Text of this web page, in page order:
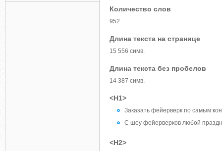
Количество слов
952
Длина текста на странице
15 556 симв.
Длина текста без пробелов
14 387 симв.
<H1>
Заказать фейерверк по самым
С шоу фейерверков любой
<H2>